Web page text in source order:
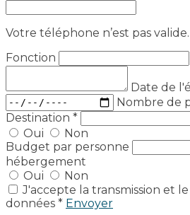
Votre téléphone n’est pas valide.
Fonction
Date de
Nombre de
Destination *
Oui
Non
Budget par personne
hébergement
Oui
Non
J'accepte la transmission et
données * Envoyer